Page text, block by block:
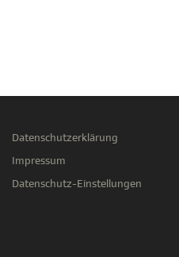
Datenschutzerklärung
Impressum
Datenschutz-Einstellungen